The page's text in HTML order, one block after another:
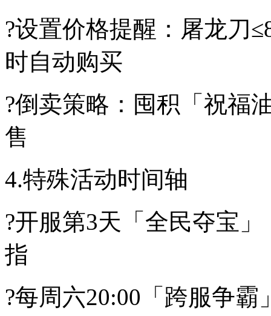
?设置价格提醒：屠龙刀
时自动购买
?倒卖策略：囤积「祝福
售
4.特殊活动时间轴
?开服第3天「全民夺宝
指
?每周六20:00「跨服争